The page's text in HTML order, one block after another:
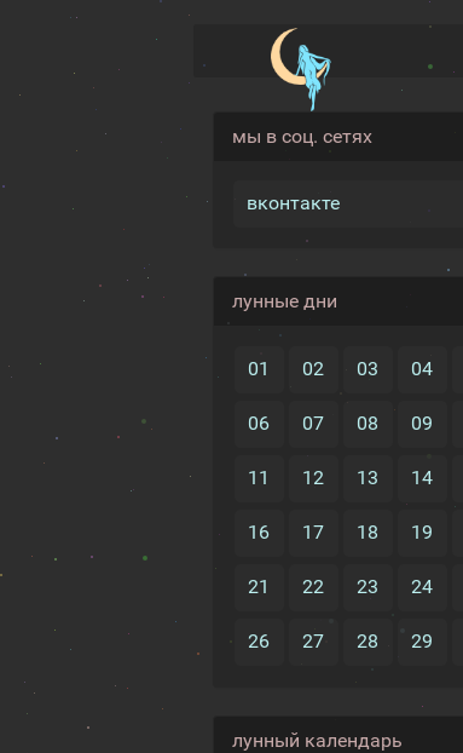
мы в соц. сетях
вконтакте
лунные дни
01 02 03 04
06 07 08 09
11 12 13 14
16 17 18 19
21 22 23 24
26 27 28 29
лунный календарь